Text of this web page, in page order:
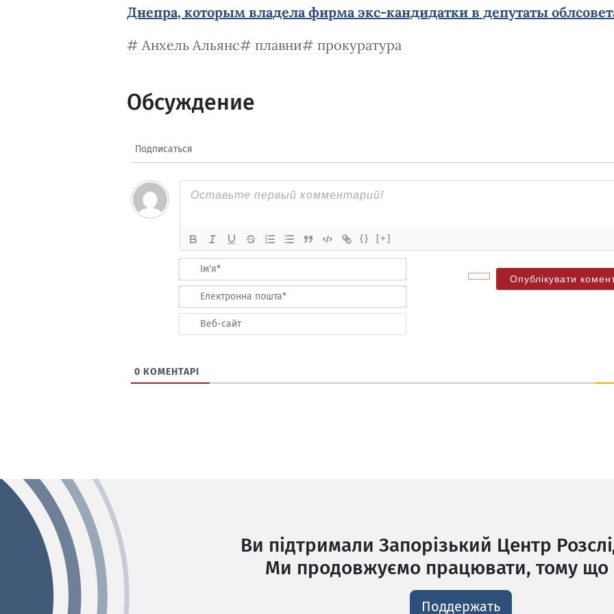
Днепра, которым владела фирма экс-кандидатки в депутаты
Анхель Альянс
плавни прокуратура
Обсуждение
Подписаться
{} [+]
Ім'я*
Електронна
пошта*
сайт
0 КОМЕНТАРІ
Ви підтримали Запорізький Центр
Ми продовжуємо працювати, тому що
Поддержать